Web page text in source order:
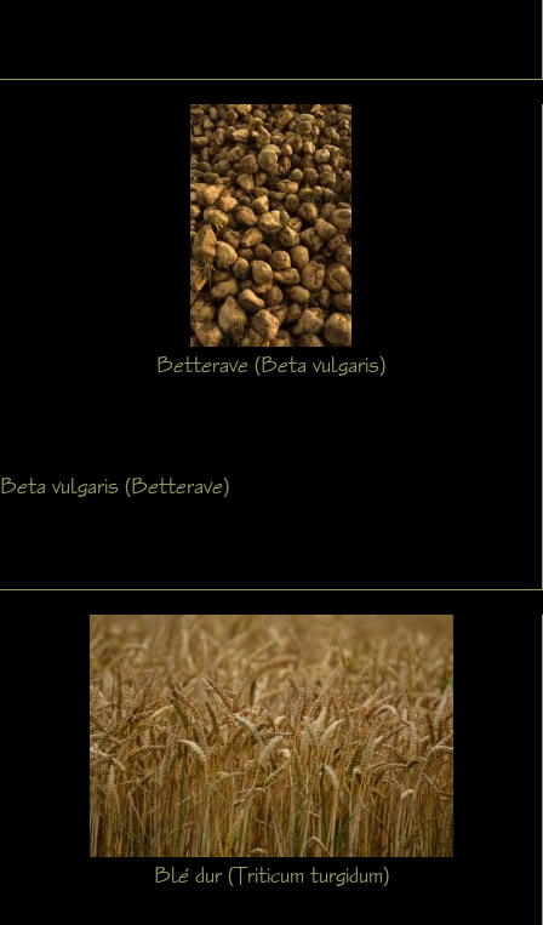
Betterave (Beta vulgaris)
Beta vulgaris (Betterave)
Blé dur (Triticum turgidum)